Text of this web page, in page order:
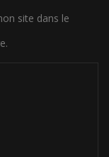
site dans le